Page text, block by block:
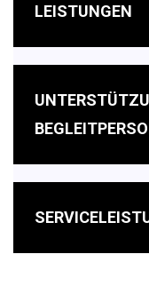
LEISTUNGEN